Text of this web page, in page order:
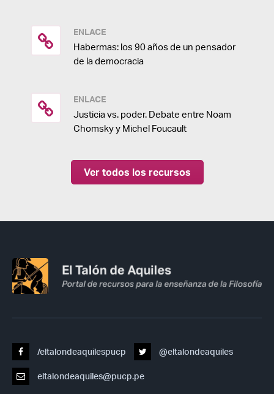
ENLACE
Habermas: los 90 años de un pensador
de la democracia
ENLACE
Justicia vs. poder. Debate entre Noam
Chomsky y Michel Foucault
Ver todos los recursos
/eltalondeaquilespucp @eltalondeaquiles
eltalondeaquiles@pucp.pe